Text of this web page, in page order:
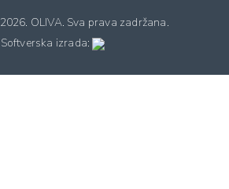
2026. OLIVA. Sva prava zadržana.
Softverska izrada: